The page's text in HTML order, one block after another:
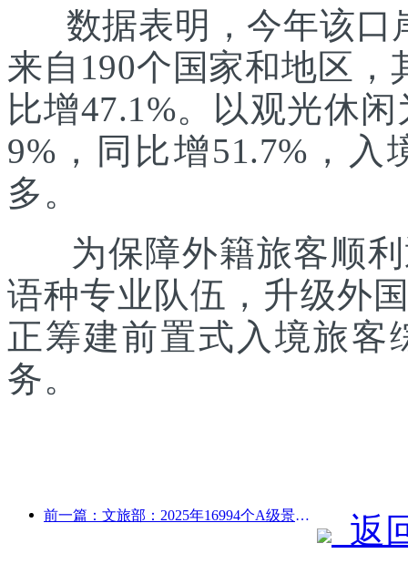
数据表明，今年该口
来自190个国家和地区，
比增47.1%。以观光休
9%，同比增51.7%，
多。
为保障外籍旅客顺利
语种专业队伍，升级外
正筹建前置式入境旅客
务。
前一篇：文旅部：2025年16994个A级景区接待游客75.1亿人次，旅游收入5544.9亿
返